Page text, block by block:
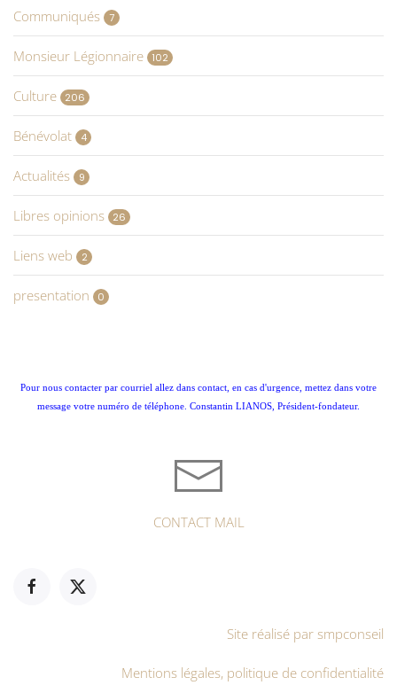
Communiqués 7
Monsieur Légionnaire 102
Culture 206
Bénévolat 4
Actualités 9
Libres opinions 26
Liens web 2
presentation 0
Pour nous contacter par courriel allez dans contact, en cas d'urgence, mettez dans votre
message votre numéro de téléphone. Constantin LIANOS, Président-fondateur.
CONTACT MAIL
Site réalisé par smpconseil
Mentions légales, politique de confidentialité